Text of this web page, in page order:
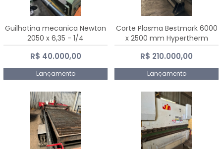
Guilhotina mecanica Newton
2050 x 6,35 - 1/4
R$ 40.000,00
Lançamento
Corte Plasma Bestmark 6000
x 2500 mm Hypertherm
MaxPro 200
R$ 210.000,00
Lançamento